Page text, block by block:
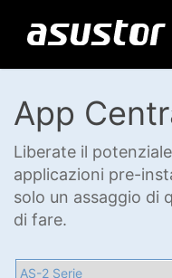
App
Liberate il
applicazioni pre-
solo un assaggio di
di fare.